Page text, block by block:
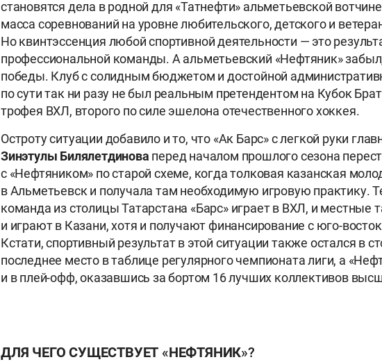
становятся дела в родной для «Татнефти» альметьевской
масса соревнований на уровне любительского, детского и
Но квинтэссенция любой спортивной деятельности — это
профессиональной команды. А альметьевский «Нефтяник»
победы. Клуб с солидным бюджетом и достойной
по сути так ни разу не был реальным претендентом на Кубок
трофея ВХЛ, второго по силе эшелона отечественного хоккея.
Остроту ситуации добавило и то, что «Ак Барс» с легкой руки
Зинэтулы Билялетдинова перед началом прошлого сезона
с «Нефтяником» по старой схеме, когда толковая казанская
в Альметьевск и получала там необходимую игровую практику.
команда из столицы Татарстана «Барс» играет в ВХЛ, и местные
и играют в Казани, хотя и получают финансирование с юго-
Кстати, спортивный результат в этой ситуации также остался в
последнее место в таблице регулярного чемпионата лиги, а
и в плей-офф, оказавшись за бортом 16 лучших коллективов
ДЛЯ ЧЕГО СУЩЕСТВУЕТ «НЕФТЯНИК»?